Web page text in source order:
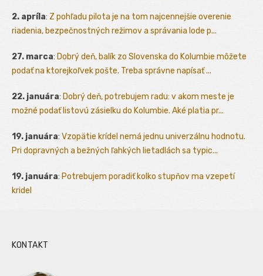
2. apríla: Z pohľadu pilota je na tom najcennejšie overenie
riadenia, bezpečnostných režimov a správania lode p...
27. marca: Dobrý deň, balík zo Slovenska do Kolumbie môžete
podať na ktorejkoľvek pošte. Treba správne napísať ...
22. januára: Dobrý deň, potrebujem radu: v akom meste je
možné podať listovú zásielku do Kolumbie. Aké platia pr...
19. januára: Vzopätie krídel nemá jednu univerzálnu hodnotu.
Pri dopravných a bežných ľahkých lietadlách sa typic...
19. januára: Potrebujem poradiť kolko stupňov ma vzepetí
kridel
KONTAKT